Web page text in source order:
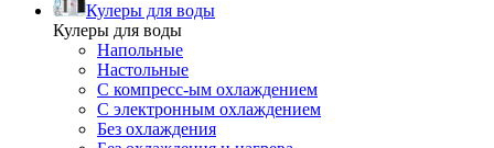
Кулеры для воды
Кулеры для воды
Напольные
Настольные
С компресс-ым охлаждением
С электронным охлаждением
Без охлаждения